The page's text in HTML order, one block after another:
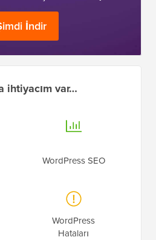
İndir
ihtiyacım var…
WordPress SEO
WordPress
Hataları